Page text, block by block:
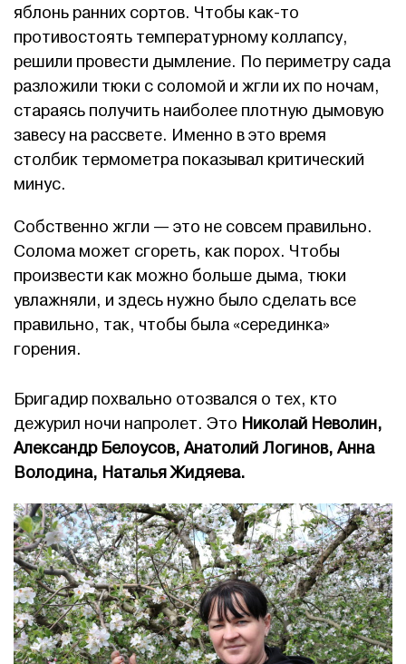
яблонь ранних сортов. Чтобы как-то
противостоять температурному коллапсу,
решили провести дымление. По периметру сада
разложили тюки с соломой и жгли их по ночам,
стараясь получить наиболее плотную дымовую
завесу на рассвете. Именно в это время
столбик термометра показывал критический
минус.
Собственно жгли — это не совсем правильно.
Солома может сгореть, как порох. Чтобы
произвести как можно больше дыма, тюки
увлажняли, и здесь нужно было сделать все
правильно, так, чтобы была «серединка»
горения.
Бригадир похвально отозвался о тех, кто
дежурил ночи напролет. Это Николай Неволин,
Александр Белоусов, Анатолий Логинов, Анна
Володина, Наталья Жидяева.